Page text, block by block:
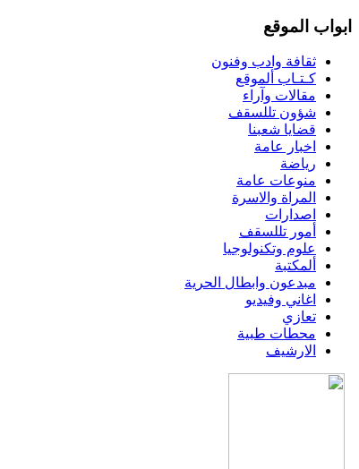
ابواب الموقع
ثقافة وادب وفنون
كـتـاب ألموقع
مقالات وآراء
شؤون تللسقف
قضايا شعبنا
اخبار عامة
رياضة
منوعات عامة
المراة والاسرة
اصدارات
أمور تللسقف
علوم وتكنولوجيا
ألمكتبة
مبدعون وابطال الحرية
اغاني وفيديو
تعازي
محطات طبية
الارشيف